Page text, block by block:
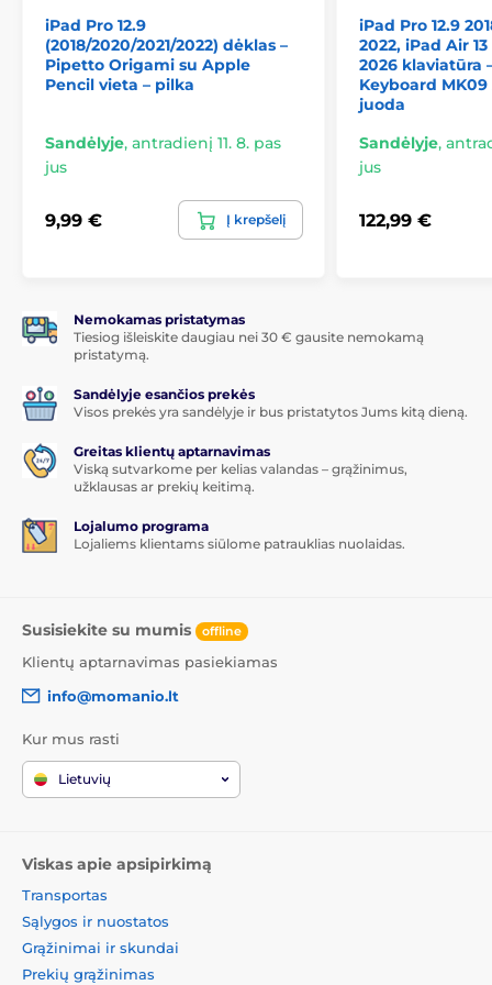
Apgalvotos detalės
Magnetas Apple Pencil
– pieštukas saugiai
laikomas prie iPad ir visada paruoštas naudoti.
Tikslūs išpjovimai– neribota prieiga prie visų
mygtukų, prievadų ir fotoaparato.
Sleep/wake funkcija– iPad automatiškai užmiega
uždarius dėklą ir pabunda atidarius, taip
Prekė priklauso kategorijoms
iPad Pro 12.9, 2018 / 2020
iPad Pro 12.9, 2021 / 2022
iPad Pro 12.9
(2018/2020/2021/2022) dėklas –
Pipetto Origami su Apple
Pencil vieta – pilka
Sandėlyje, antradienį 11. 8. pas
jus
9,99 € Į krepšelį
iPad Pro 12.9
2022, iPad Air
2026 klaviatūra
Keyboard
juoda
Sandėlyje,
jus
122,99 €
Nemokamas pristatymas
Tiesiog išleiskite daugiau nei 30 € gausite nemokamą
pristatymą.
Sandėlyje esančios prekės
Visos prekės yra sandėlyje ir bus pristatytos Jums kitą dieną.
Greitas klientų aptarnavimas
Viską sutvarkome per kelias valandas – grąžinimus,
užklausas ar prekių keitimą.
Lojalumo programa
Lojaliems klientams siūlome patrauklias nuolaidas.
Susisiekite su mumis offline
Klientų aptarnavimas pasiekiamas
info@momanio.lt
Kur mus rasti
Lietuvių
Viskas apie apsipirkimą
Transportas
Sąlygos ir nuostatos
Grąžinimai ir skundai
Prekių grąžinimas